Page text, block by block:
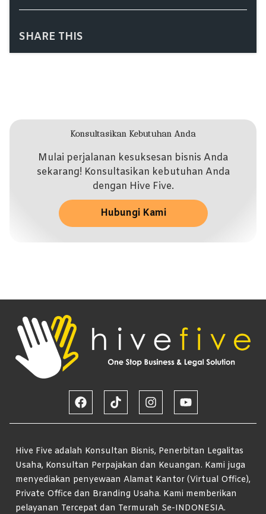
SHARE THIS
Konsultasikan Kebutuhan Anda
Mulai perjalanan kesuksesan bisnis Anda
sekarang! Konsultasikan kebutuhan Anda
dengan Hive Five.
Hubungi Kami
Hive Five adalah Konsultan Bisnis, Penerbitan Legalitas
Usaha, Konsultan Perpajakan dan Keuangan. Kami juga
menyediakan penyewaan Alamat Kantor (Virtual Office),
Private Office dan Branding Usaha. Kami memberikan
pelayanan Tercepat dan Termurah Se-INDONESIA.